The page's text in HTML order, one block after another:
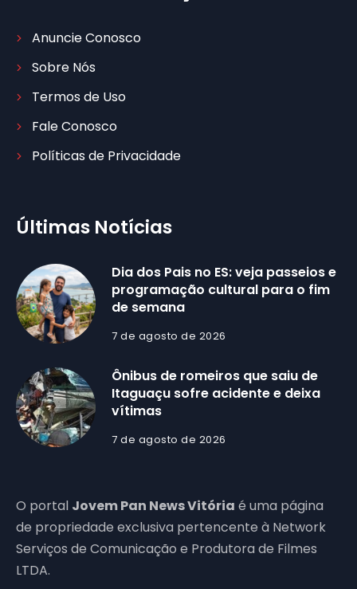
Anuncie Conosco
Sobre Nós
Termos de Uso
Fale Conosco
Políticas de Privacidade
Últimas Notícias
Dia dos Pais no ES: veja passeios e
programação cultural para o fim
de semana
7 de agosto de 2026
Ônibus de romeiros que saiu de
Itaguaçu sofre acidente e deixa
vítimas
7 de agosto de 2026
O portal Jovem Pan News Vitória é uma página
de propriedade exclusiva pertencente à Network
Serviços de Comunicação e Produtora de Filmes
LTDA.